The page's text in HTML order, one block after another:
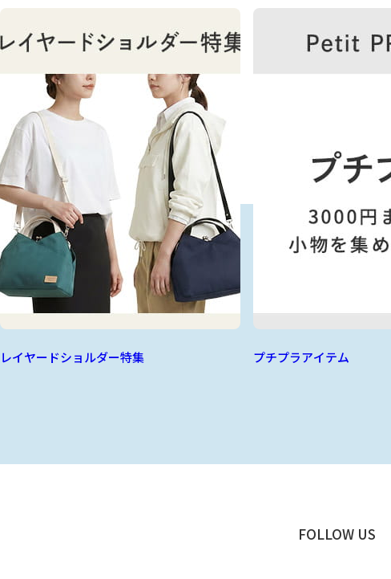
レイヤードショルダー特集 プチプラアイテム
FOLLOW US